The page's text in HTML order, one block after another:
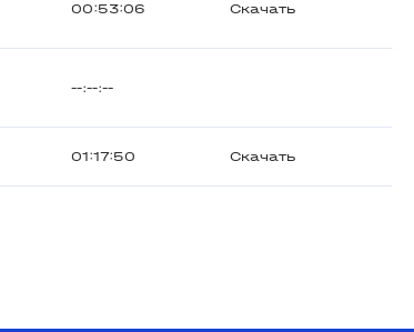
00:53:06 Скачать
--:--:--
01:17:50 Скачать